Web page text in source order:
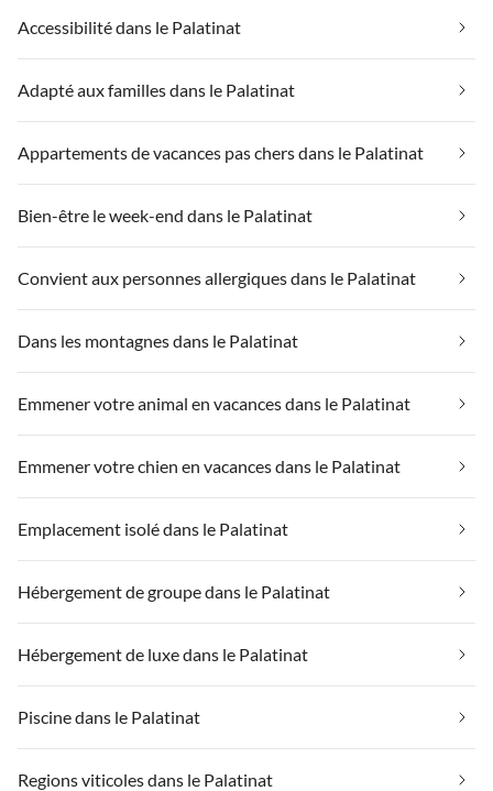
Accessibilité dans le Palatinat
Adapté aux familles dans le Palatinat
Appartements de vacances pas chers dans le Palatinat
Bien-être le week-end dans le Palatinat
Convient aux personnes allergiques dans le Palatinat
Dans les montagnes dans le Palatinat
Emmener votre animal en vacances dans le Palatinat
Emmener votre chien en vacances dans le Palatinat
Emplacement isolé dans le Palatinat
Hébergement de groupe dans le Palatinat
Hébergement de luxe dans le Palatinat
Piscine dans le Palatinat
Regions viticoles dans le Palatinat